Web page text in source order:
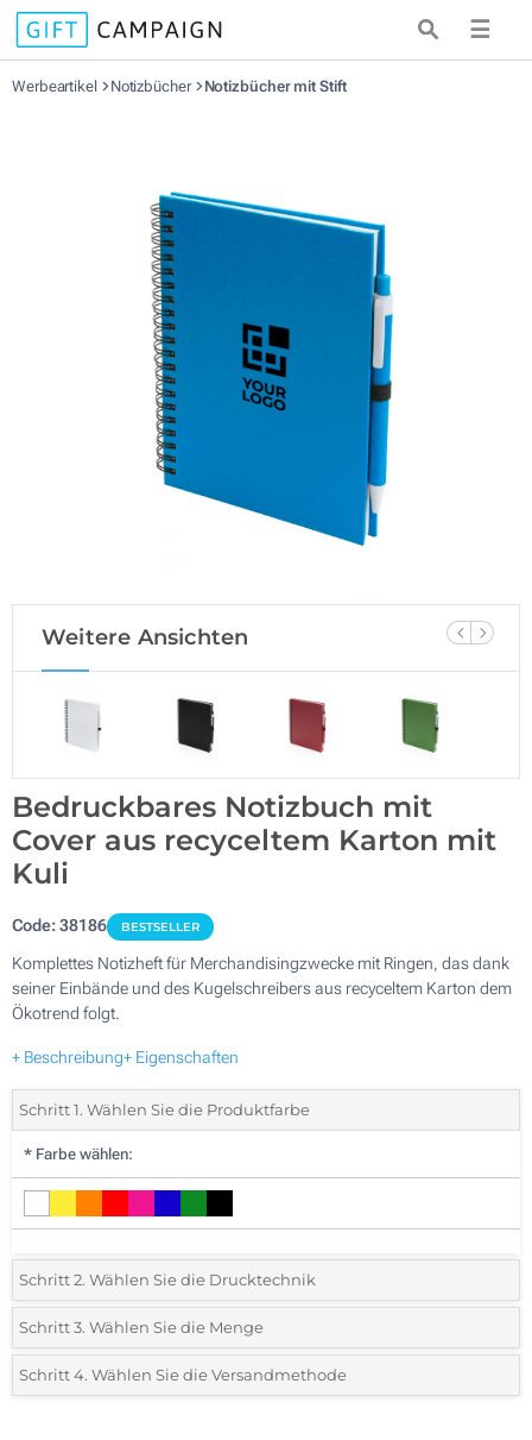
☰
Werbeartikel Notizbücher Notizbücher mit Stift
Weitere Ansichten
Bedruckbares Notizbuch mit
Cover aus recyceltem Karton mit
Kuli
Code:38186 BESTSELLER
Komplettes Notizheft für Merchandisingzwecke mit Ringen, das dank
seiner Einbände und des Kugelschreibers aus recyceltem Karton dem
Ökotrend folgt.
+ Beschreibung+ Eigenschaften
Schritt 1. Wählen Sie die Produktfarbe
* Farbe wählen:
Schritt 2. Wählen Sie die Drucktechnik
*Wählen Sie die Druck- und Farbtechniken für Ihr Logo:
1 Farbig (Auf einer Seite)
Schritt 3. Wählen Sie die Menge
*Bitte wählen Sie Ihre gewünschte Menge
Schritt 4. Wählen Sie die Versandmethode